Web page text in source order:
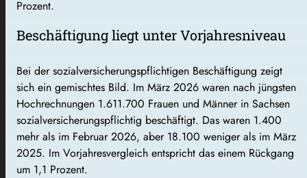
Prozent.
Beschäftigung liegt unter Vorjahresniveau
Bei der sozialversicherungspflichtigen Beschäftigung zeigt
sich ein gemischtes Bild. Im März 2026 waren nach jüngsten
Hochrechnungen 1.611.700 Frauen und Männer in Sachsen
sozialversicherungspflichtig beschäftigt. Das waren 1.400
mehr als im Februar 2026, aber 18.100 weniger als im März
2025. Im Vorjahresvergleich entspricht das einem Rückgang
um 1,1 Prozent.